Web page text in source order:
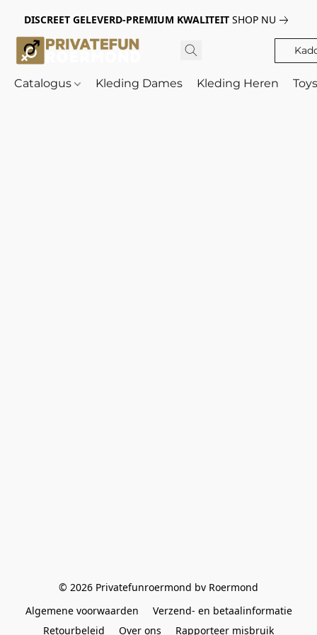
DISCREET GELEVERD-PREMIUM KWALITEIT SHOP NU
Catalogus Kleding Dames Kleding Heren
© 2026 Privatefunroermond bv Roermond
Algemene voorwaarden
Verzend- en betaalinformatie
Retourbeleid
Over ons Rapporteer misbruik